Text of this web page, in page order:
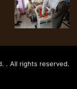
. All rights reserved.